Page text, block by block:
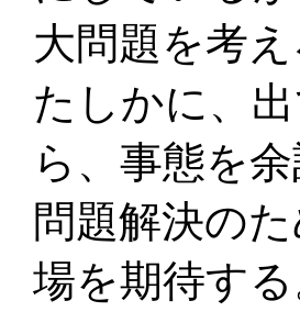
大問題を考
たしかに、
ら、事態を
問題解決の
場を期待する